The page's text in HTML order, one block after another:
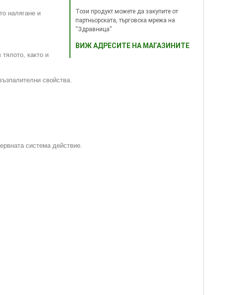
Този продукт можете да закупите от
партньорската, търговска мрежа на
“Здравница”
ВИЖ АДРЕСИТЕ НА МАГАЗИНИТЕ
налягане и
както и
свойства.
система действие.